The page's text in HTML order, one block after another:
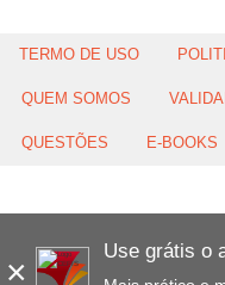
×
Use grátis o
TERMO DE USO
QUEM SOMOS
QUESTÕES E-BOOKS